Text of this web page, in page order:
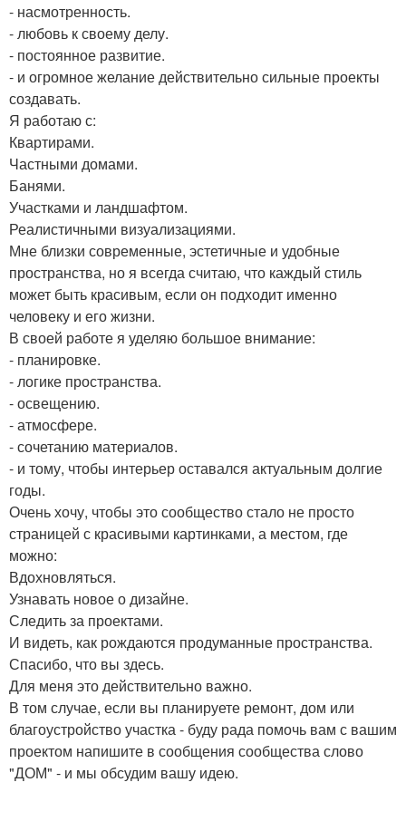
- насмотренность.
- любовь к своему делу.
- постоянное развитие.
- и огромное желание действительно сильные проекты
создавать.
Я работаю с:
Квартирами.
Частными домами.
Банями.
Участками и ландшафтом.
Реалистичными визуализациями.
Мне близки современные, эстетичные и удобные
пространства, но я всегда считаю, что каждый стиль
может быть красивым, если он подходит именно
человеку и его жизни.
В своей работе я уделяю большое внимание:
- планировке.
- логике пространства.
- освещению.
- атмосфере.
- сочетанию материалов.
- и тому, чтобы интерьер оставался актуальным долгие
годы.
Очень хочу, чтобы это сообщество стало не просто
страницей с красивыми картинками, а местом, где
можно:
Вдохновляться.
Узнавать новое о дизайне.
Следить за проектами.
И видеть, как рождаются продуманные пространства.
Спасибо, что вы здесь.
Для меня это действительно важно.
В том случае, если вы планируете ремонт, дом или
благоустройство участка - буду рада помочь вам с вашим
проектом напишите в сообщения сообщества слово
"ДОМ" - и мы обсудим вашу идею.